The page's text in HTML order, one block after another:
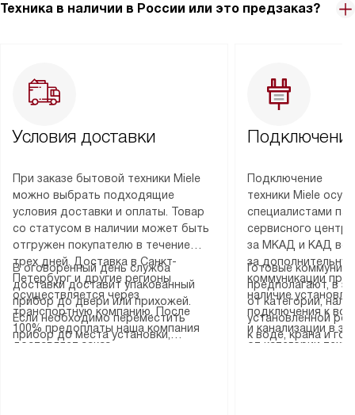
Техника в наличии в России или это предзаказ?
Условия доставки
При заказе бытовой техники Miele
можно выбрать подходящие
условия доставки и оплаты. Товар
со статусом в наличии может быть
отгружен покупателю в течение
трех дней. Доставка в Санкт-
Петербург и другие регионы
осуществляется через
транспортную компанию. После
100% предоплаты наша компания
доставляет заказ
В оговоренный день служба
доставки доставит упакованный
прибор до двери или прихожей.
Если необходимо переместить
прибор до места установки,
Подключение
техники Miele
специалистами
сервисного
за МКАД и КАД
за
коммуникации
наличие
подключения к
и канализации в
от категории
Готовые
предполагают, в
от категории,
установленной
к воде, крана и